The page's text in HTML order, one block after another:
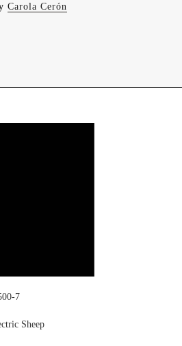
constelaciones
Carola Cerón
7
Sheep